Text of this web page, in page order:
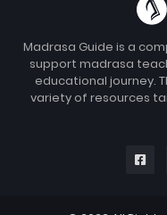
Madrasa Guide is a
support madrasa
educational journey.
variety of resources